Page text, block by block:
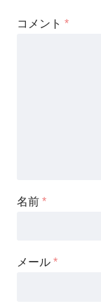
コメント *
名前 *
メール *